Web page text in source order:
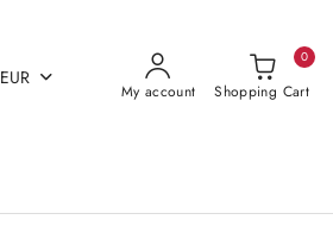
EUR
My account Shopping Cart
0